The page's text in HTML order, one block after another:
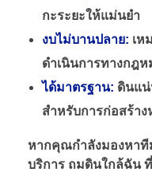
กะระยะให้แม่นยำ
งบไม่บานปลาย: เห
ดำเนินการทางกฎห
ได้มาตรฐาน: ดินแน่
สำหรับการก่อสร้า
หากคุณกำลังมองหาที
บริการ ถมดินใกล้ฉัน ที่